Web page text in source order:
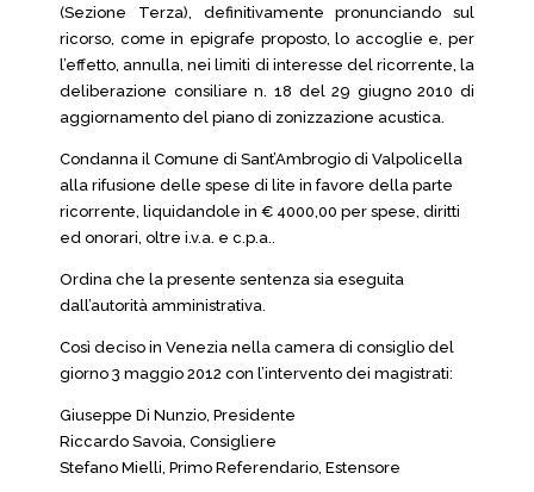
(Sezione Terza), definitivamente pronunciando sul
ricorso, come in epigrafe proposto, lo accoglie e, per
l’effetto, annulla, nei limiti di interesse del ricorrente, la
deliberazione consiliare n. 18 del 29 giugno 2010 di
aggiornamento del piano di zonizzazione acustica.
Condanna il Comune di Sant’Ambrogio di Valpolicella
alla rifusione delle spese di lite in favore della parte
ricorrente, liquidandole in € 4000,00 per spese, diritti
ed onorari, oltre i.v.a. e c.p.a..
Ordina che la presente sentenza sia eseguita
dall’autorità amministrativa.
Così deciso in Venezia nella camera di consiglio del
giorno 3 maggio 2012 con l’intervento dei magistrati:
Giuseppe Di Nunzio, Presidente
Riccardo Savoia, Consigliere
Stefano Mielli, Primo Referendario, Estensore